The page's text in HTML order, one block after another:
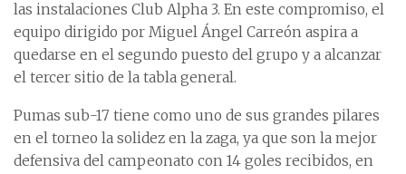
las instalaciones Club Alpha 3. En este compromiso, el
equipo dirigido por Miguel Ángel Carreón aspira a
quedarse en el segundo puesto del grupo y a alcanzar
el tercer sitio de la tabla general.
Pumas sub-17 tiene como uno de sus grandes pilares
en el torneo la solidez en la zaga, ya que son la mejor
defensiva del campeonato con 14 goles recibidos, en